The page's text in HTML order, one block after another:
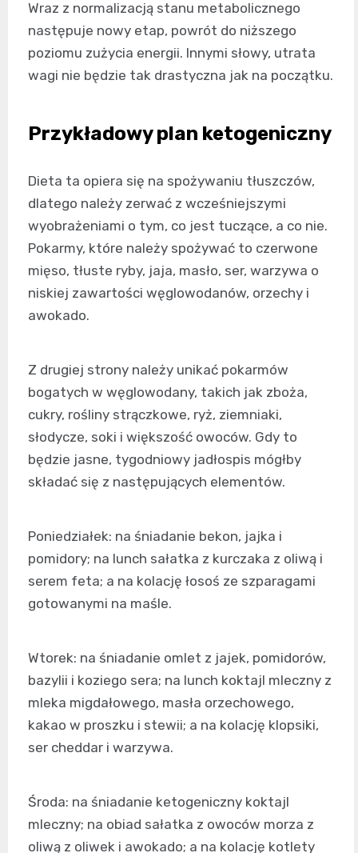
Wraz z normalizacją stanu metabolicznego
następuje nowy etap, powrót do niższego
poziomu zużycia energii. Innymi słowy, utrata
wagi nie będzie tak drastyczna jak na początku.
Przykładowy plan ketogeniczny
Dieta ta opiera się na spożywaniu tłuszczów,
dlatego należy zerwać z wcześniejszymi
wyobrażeniami o tym, co jest tuczące, a co nie.
Pokarmy, które należy spożywać to czerwone
mięso, tłuste ryby, jaja, masło, ser, warzywa o
niskiej zawartości węglowodanów, orzechy i
awokado.
Z drugiej strony należy unikać pokarmów
bogatych w węglowodany, takich jak zboża,
cukry, rośliny strączkowe, ryż, ziemniaki,
słodycze, soki i większość owoców. Gdy to
będzie jasne, tygodniowy jadłospis mógłby
składać się z następujących elementów.
Poniedziałek: na śniadanie bekon, jajka i
pomidory; na lunch sałatka z kurczaka z oliwą i
serem feta; a na kolację łosoś ze szparagami
gotowanymi na maśle.
Wtorek: na śniadanie omlet z jajek, pomidorów,
bazylii i koziego sera; na lunch koktajl mleczny z
mleka migdałowego, masła orzechowego,
kakao w proszku i stewii; a na kolację klopsiki,
ser cheddar i warzywa.
Środa: na śniadanie ketogeniczny koktajl
mleczny; na obiad sałatka z owoców morza z
oliwą z oliwek i awokado; a na kolację kotlety